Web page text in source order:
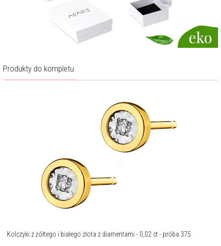
Produkty do kompletu
Kolczyki z żółtego i białego złota z diamentami - 0,02 ct - próba 375